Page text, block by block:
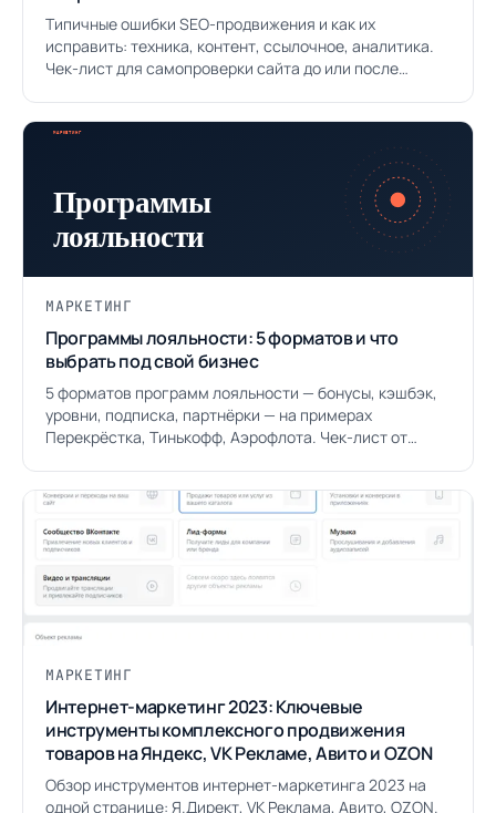
Типичные ошибки SEO-продвижения и как их
исправить: техника, контент, ссылочное, аналитика.
Чек-лист для самопроверки сайта до или после
МАРКЕТИНГ
Программы лояльности: 5 форматов и что
выбрать под свой бизнес
5 форматов программ лояльности — бонусы, кэшбэк,
уровни, подписка, партнёрки — на примерах
Перекрёстка, Тинькофф, Аэрофлота. Чек-лист от
МАРКЕТИНГ
Интернет-маркетинг 2023: Ключевые
инструменты комплексного продвижения
товаров на Яндекс, VK Рекламе, Авито и OZON
Обзор инструментов интернет-маркетинга 2023 на
одной странице: Я.Директ, VK Реклама, Авито, OZON.